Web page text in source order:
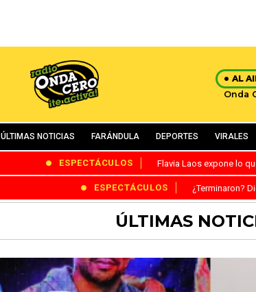
AL
Onda
ÚLTIMAS NOTICIAS FARÁNDULA DEPORTES VIRALES
ESPECTÁCULOS Flavia Laos expone lo
ESPECTÁCULOS ¿Terminaron?
ÚLTIMAS